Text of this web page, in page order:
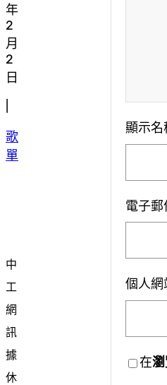
年
2
月
2
日
歌
單
中
工
網
訊
據
休
顯示名
電子郵
個人網
在